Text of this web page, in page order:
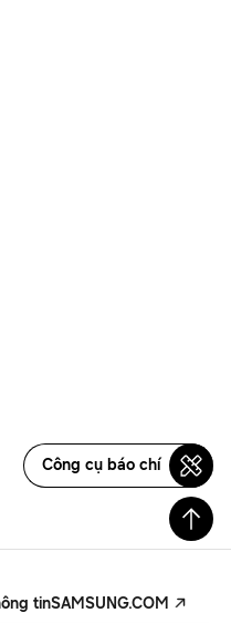
Công cụ báo chí
tinSAMSUNG.COM